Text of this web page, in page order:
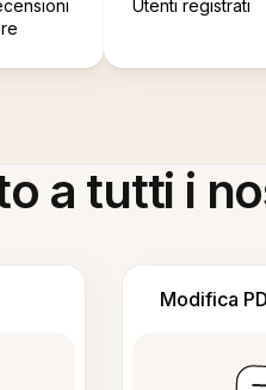
Utenti registrati
a tutti i
Modifica